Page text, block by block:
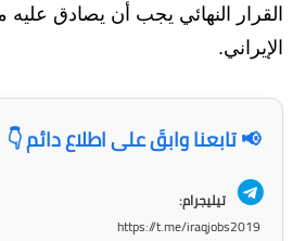
المرحلة
القرار النهائي يجب أن يصادق
الإيراني.
📢 تابعنا وابقَ على اطلاع دائم 👇
تيليجرام:
https://t.me/iraqjobs2019